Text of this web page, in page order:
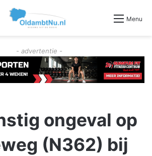
Menu
- advertentie -
ongeval op
(N362) bij